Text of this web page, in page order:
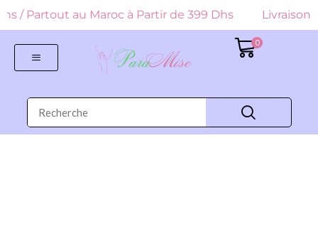
/ Partout au Maroc à Partir de 399 Dhs Livraison
0